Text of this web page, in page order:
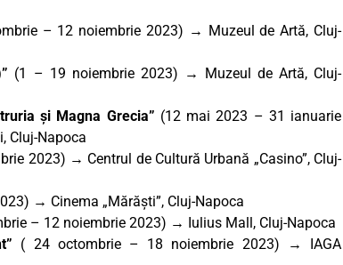
– 12 noiembrie 2023) → Muzeul de Artă, Cluj-
(1 – 19 noiembrie 2023) → Muzeul de Artă, Cluj-
și Magna Grecia” (12 mai 2023 – 31 ianuarie
Cluj-Napoca
2023) → Centrul de Cultură Urbană „Casino”, Cluj-
→ Cinema „Mărăști”, Cluj-Napoca
– 12 noiembrie 2023) → Iulius Mall, Cluj-Napoca
( 24 octombrie – 18 noiembrie 2023) → IAGA